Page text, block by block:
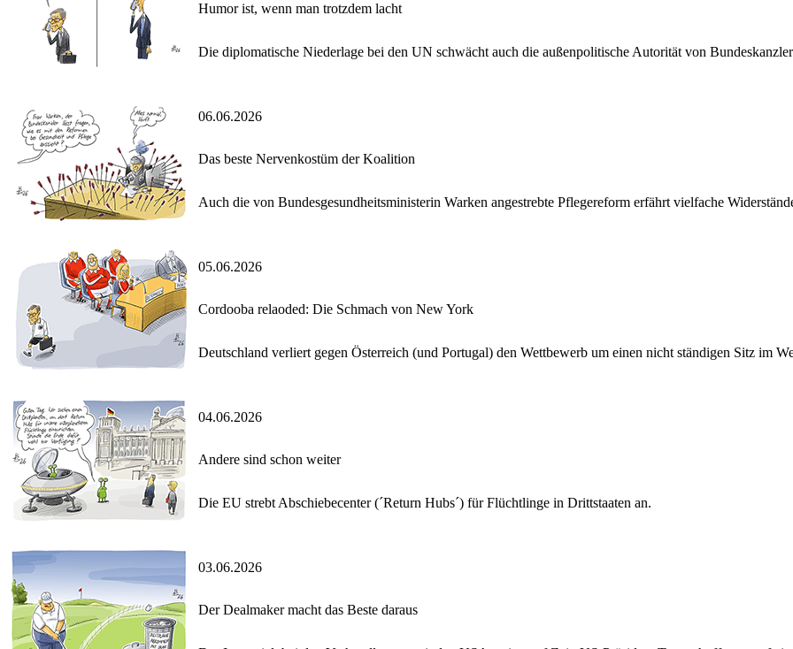
Humor ist, wenn man trotzdem lacht
Die diplomatische Niederlage bei den UN schwächt auch die außenpolitische Autorität von
06.06.2026
Das beste Nervenkostüm der Koalition
Auch die von Bundesgesundheitsministerin Warken angestrebte Pflegereform erfährt vielfache
05.06.2026
Cordooba relaoded: Die Schmach von New York
Deutschland verliert gegen Österreich (und Portugal) den Wettbewerb um einen nicht ständigen Sitz im
04.06.2026
Andere sind schon weiter
Die EU strebt Abschiebecenter (´Return Hubs´) für Flüchtlinge in Drittstaaten an.
03.06.2026
Der Dealmaker macht das Beste daraus